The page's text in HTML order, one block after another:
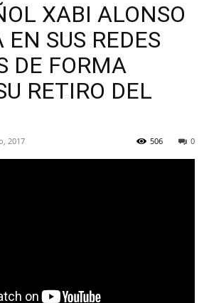
XABI ALONSO
SUS REDES
DE FORMA
RETIRO DEL
2017 0
506